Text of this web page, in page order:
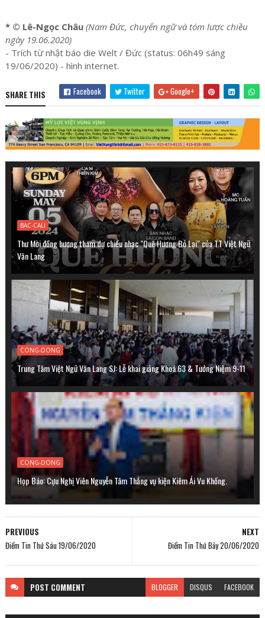
* © Lê-Ngọc Châu (Nam Đức, chuyển ngữ và tóm lược chiều
ngày 19.06.2020)
- Trích từ nhật báo die Welt / Đức (status: 06h49 sáng
19/06/2020) - hình internet.
SHARE THIS Facebook Twitter Google+
BAC-CALI
Thư Mời đồng hương tham dự chiều nhạc "Quê Hương Bỏ Lại" của TT Việt Ngữ
Văn Lang
CONG-DONG
Trung Tâm Việt Ngữ Văn Lang SJ: Lễ khai giảng Khoá 63 & Tưởng Niệm 9-11
CONG-DONG
Họp Báo: Cựu Nghị Viên Nguyễn Tâm Thắng vụ kiện Kiêm Ái Vu Khống.
NEXT
Điểm Tin Thứ Bảy 20/06/2020
PREVIOUS
Điểm Tin Thứ Sáu 19/06/2020
POST COMMENT BLOGGER DISQUS FACEBOOK